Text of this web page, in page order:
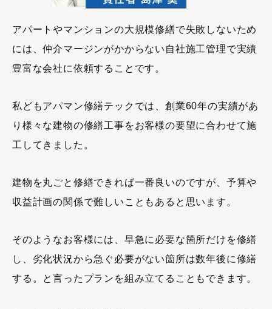
アパートやマンションの大規模修繕で失敗しないため
には、仲介マージンがかからない自社施工管理で実績
豊富な会社に依頼することです。
私どもアパマン修繕テックでは、創業60年の実績があ
り様々な建物の修繕工事をお客様の要望に合わせて施
工してきました。
建物を丸ごと修繕できれば一番良いのですが、予算や
収益計画の関係で難しいこともあると思います。
そのようなお客様には、早急に必要な箇所だけを修繕
し、劣化状況から急ぐ必要がない箇所は数年後に修繕
する。と言ったプランを組み立てることもできます。